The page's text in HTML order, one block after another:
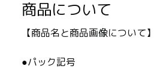
商品について
【商品名と商品画像について】
●パック記号